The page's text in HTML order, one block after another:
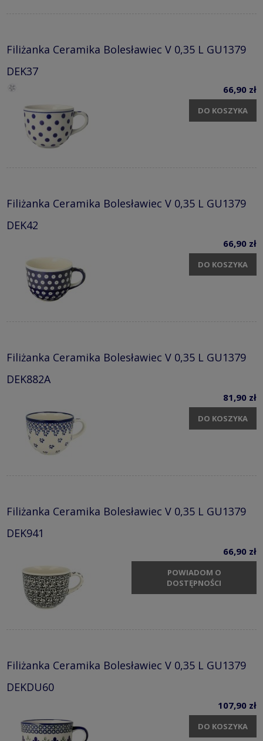
Filiżanka Ceramika Bolesławiec V 0,35 L GU1379
DEK37
66,90 zł
DO KOSZYKA
Filiżanka Ceramika Bolesławiec V 0,35 L GU1379
DEK42
66,90 zł
DO KOSZYKA
Filiżanka Ceramika Bolesławiec V 0,35 L GU1379
DEK882A
81,90 zł
DO KOSZYKA
Filiżanka Ceramika Bolesławiec V 0,35 L GU1379
DEK941
66,90 zł
POWIADOM O
DOSTĘPNOŚCI
Filiżanka Ceramika Bolesławiec V 0,35 L GU1379
DEKDU60
107,90 zł
DO KOSZYKA